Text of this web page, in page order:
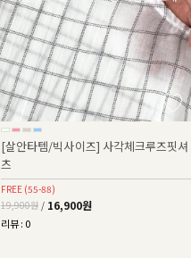
[살안타템/빅사이즈] 사각체크루즈핏셔
츠
FREE (55-88)
19,900원 / 16,900원
리뷰 : 0